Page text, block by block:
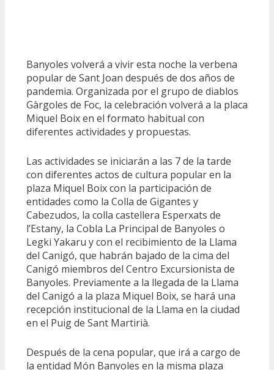
Banyoles volverá a vivir esta noche la verbena
popular de Sant Joan después de dos años de
pandemia. Organizada por el grupo de diablos
Gàrgoles de Foc, la celebración volverá a la placa
Miquel Boix en el formato habitual con
diferentes actividades y propuestas.
Las actividades se iniciarán a las 7 de la tarde
con diferentes actos de cultura popular en la
plaza Miquel Boix con la participación de
entidades como la Colla de Gigantes y
Cabezudos, la colla castellera Esperxats de
l’Estany, la Cobla La Principal de Banyoles o
Legki Yakaru y con el recibimiento de la Llama
del Canigó, que habrán bajado de la cima del
Canigó miembros del Centro Excursionista de
Banyoles. Previamente a la llegada de la Llama
del Canigó a la plaza Miquel Boix, se hará una
recepción institucional de la Llama en la ciudad
en el Puig de Sant Martirià.
Después de la cena popular, que irá a cargo de
la entidad Món Banyoles en la misma plaza